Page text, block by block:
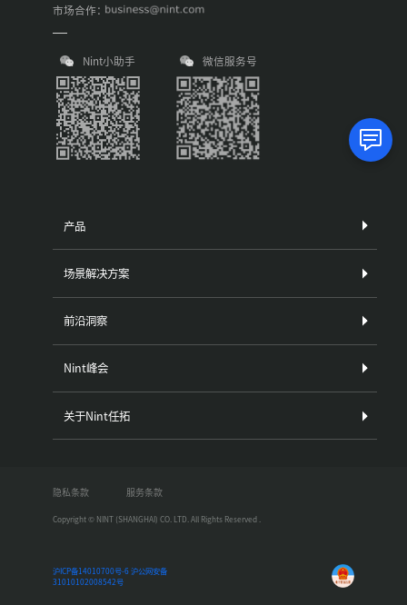
市场合作：
Nint小助手 微信服务号
产品
场景解决方案
前沿洞察
Nint峰会
关于Nint任拓
Copyright © NINT (SHANGHAI) CO. LTD. All Rights Reserved .
沪ICP备14010700号-6 沪公网安备
31010102008542号
隐私条款 服务条款